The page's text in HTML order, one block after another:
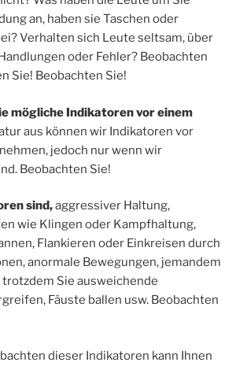
an, haben sie Taschen oder
Verhalten sich Leute seltsam, über
oder Fehler? Beobachten
Sie! Beobachten Sie!
mögliche Indikatoren vor einem
aus können wir Indikatoren vor
jedoch nur wenn wir
Beobachten Sie!
sind,aggressiver Haltung,
wie Klingen oder Kampfhaltung,
Flankieren oder Einkreisen durch
anormale Bewegungen, jemandem
Sie ausweichende
Fäuste ballen usw. Beobachten
dieser Indikatoren kann Ihnen